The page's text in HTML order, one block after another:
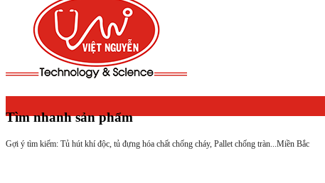
Tìm nhanh sản phẩm
Gợi ý tìm kiếm: Tủ hút khí độc, tủ đựng hóa chất chống cháy, Pallet chống tràn... Miền Bắc